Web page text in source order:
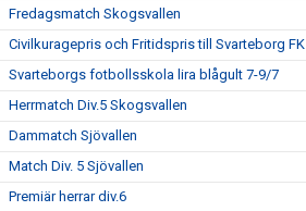
Fredagsmatch Skogsvallen
Civilkuragepris och Fritidspris till Svarteborg FK
Svarteborgs fotbollsskola lira blågult 7-9/7
Herrmatch Div.5 Skogsvallen
Dammatch Sjövallen
Match Div. 5 Sjövallen
Premiär herrar div.6